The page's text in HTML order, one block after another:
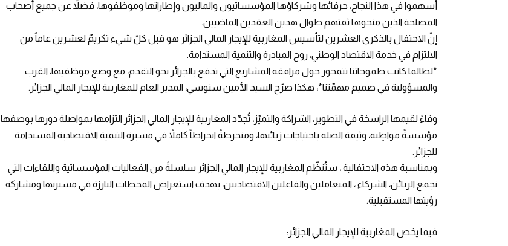
أسهموا في هذا النجاح، حرفائها وشركاؤها المؤسساتيون والماليون وإطاراتها وموظفوها، فضلاً عن جميع أصحاب
المصلحة الذين منحوها ثقتهم طوال هذين العقدين الماضيين.
إنّ الاحتفال بالذكرى العشرين لتأسيس المغاربية للإيجار المالي الجزائر هو قبل كلّ شيء تكريمٌ لعشرين عاماً من
الالتزام في خدمة الاقتصاد الوطني، روح المبادرة والتنمية المستدامة.
*لطالما كانت طموحاتنا تتمحور حول مرافقة المشاريع التي تدفع بالجزائر نحو التقدم، مع وضع موظفيها، القرب
والمسؤولية في صميم مهمّتنا*، هكذا صرّح السيد الأمين سنوسي، المدير العام للمغاربية للإيجار المالي الجزائر.
وفاءً لقيمها الراسخة في التطوير، الشراكة والتميّز، تُجدّد المغاربية للإيجار المالي الجزائر التزامها بمواصلة دورها بوصفها
مؤسسةً مواطِنة، وثيقة الصلة باحتياجات زبائنها، ومنخرطةً انخراطاً كاملاً في مسيرة التنمية الاقتصادية المستدامة
للجزائر.
وبمناسبة هذه الاحتفالية ، ستُنظّم المغاربية للإيجار المالي الجزائر سلسلةً من الفعاليات المؤسساتية واللقاءات التي
تجمع الزبائن، الشركاء ، المتعاملين والفاعلين الاقتصاديين، بهدف استعراض المحطات البارزة في مسيرتها ومشاركة
رؤيتها المستقبلية.
فيما يخص المغاربية للإيجار المالي الجزائر: